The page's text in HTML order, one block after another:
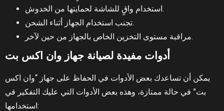
استخدام واقٍ للشاشة لحمايتها من الخدوش.
تجنب استخدام الجهاز أثناء الشحن.
مراقبة مستوى التخزين الخاص بالجهاز من حين لآخر.
أدوات مفيدة لصيانة جهاز وان اكس بت
يمكن أن تساعدك بعض الأدوات في الحفاظ على جهاز “وان اكس
بت” في حالة ممتازة، وهذه بعض الأدوات التي عليك التفكير في
استخدامها: